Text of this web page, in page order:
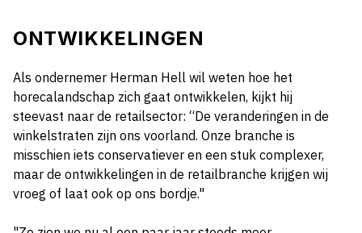
ONTWIKKELINGEN
Als ondernemer Herman Hell wil weten hoe het
horecalandschap zich gaat ontwikkelen, kijkt hij
steevast naar de retailsector: “De veranderingen in de
winkelstraten zijn ons voorland. Onze branche is
misschien iets conservatiever en een stuk complexer,
maar de ontwikkelingen in de retailbranche krijgen wij
vroeg of laat ook op ons bordje."